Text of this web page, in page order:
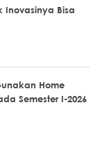
Inovasinya Bisa
Home
Semester I-2026